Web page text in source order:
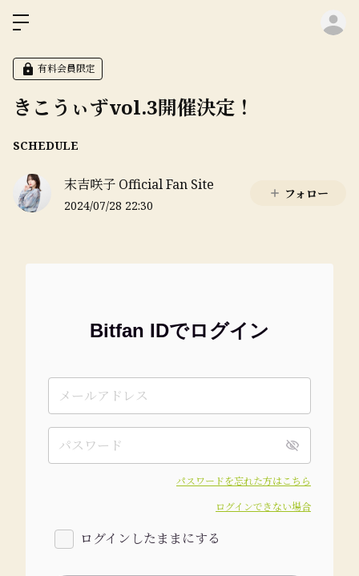
有料会員限定
きこうぃずvol.3開催決定！
SCHEDULE
末吉咲子 Official Fan Site
2024/07/28 22:30
フォロー
Bitfan IDでログイン
パスワードを忘れた方はこちら
ログインできない場合
ログインしたままにする